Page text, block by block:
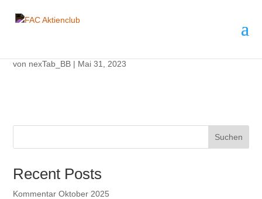
von nexTab_BB | Mai 31, 2023
Suchen
Recent Posts
Kommentar Oktober 2025